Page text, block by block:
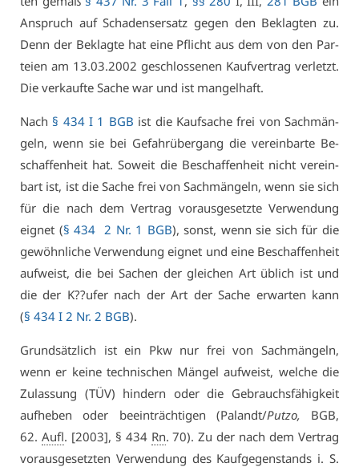
An­spruch auf Scha­dens­er­satz ge­gen den Be­klag­ten zu.
Denn der Be­klag­te hat ei­ne Pflicht aus dem von den Par­
tei­en am 13.03.2002 ge­schlos­se­nen Kauf­ver­trag ver­letzt.
Die ver­kauf­te Sa­che war und ist man­gel­haft.
Nach § 434 I 1 BGB ist die Kauf­sa­che frei von Sach­män­
geln, wenn sie bei Ge­fahr­über­gang die ver­ein­bar­te Be­
schaf­fen­heit hat. So­weit die Be­schaf­fen­heit nicht ver­ein­
bart ist, ist die Sa­che frei von Sach­män­geln, wenn sie sich
für die nach dem Ver­trag vor­aus­ge­setz­te Ver­wen­dung
eig­net (§ 434 2 Nr. 1 BGB), sonst, wenn sie sich für die
ge­wöhn­li­che Ver­wen­dung eig­net und ei­ne Be­schaf­fen­heit
auf­weist, die bei Sa­chen der glei­chen Art üb­lich ist und
die der K??ufer nach der Art der Sa­che er­war­ten kann
(§ 434 I 2 Nr. 2 BGB).
Grund­sätz­lich ist ein Pkw nur frei von Sach­män­geln,
wenn er kei­ne tech­ni­schen Män­gel auf­weist, wel­che die
Zu­las­sung (TÜV) hin­dern oder die Ge­brauchs­fä­hig­keit
auf­he­ben oder be­ein­träch­ti­gen (Pa­landt/Putzo, BGB,
62. Aufl. [2003], § 434 Rn. 70). Zu der nach dem Ver­trag
vor­aus­ge­setz­ten Ver­wen­dung des Kauf­ge­gen­stands i. S.